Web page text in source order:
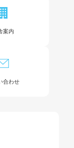
案内
合わせ